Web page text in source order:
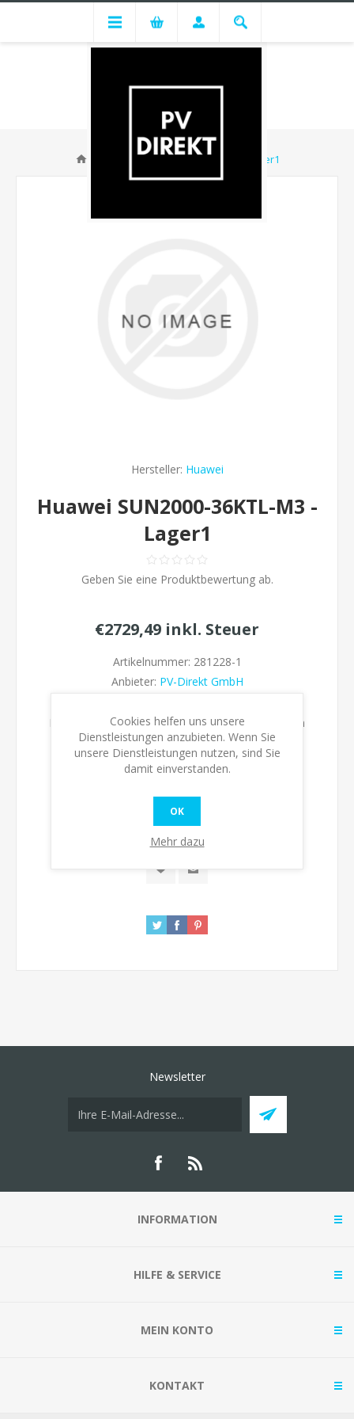
Huawei SUN2000-36KTL-M3 - Lager1
Hersteller: Huawei
Huawei SUN2000-36KTL-M3 -
Lager1
Geben Sie eine Produktbewertung ab.
€2729,49 inkl. Steuer
Artikelnummer: 281228-1
Anbieter: PV-Direkt GmbH
Bitte wählen Sie die Adresse, an die Sie versenden
möchten
Verfügbarkeit: Auf Lager
Newsletter
INFORMATION
HILFE & SERVICE
MEIN KONTO
KONTAKT
Cookies helfen uns unsere
Dienstleistungen anzubieten. Wenn Sie
unsere Dienstleistungen nutzen, sind Sie
damit einverstanden.
OK
Mehr dazu